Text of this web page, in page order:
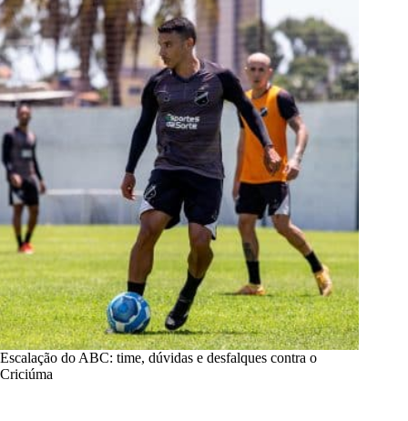
Escalação do ABC: time, dúvidas e desfalques contra o
Criciúma